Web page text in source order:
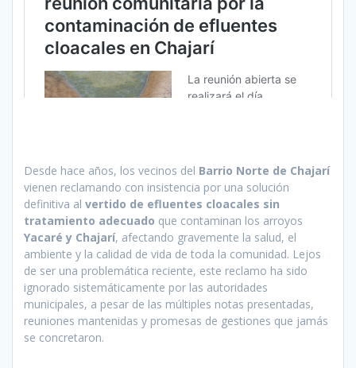
Desde hace años, los vecinos del Barrio Norte de Chajarí
vienen reclamando con insistencia por una solución
definitiva al vertido de efluentes cloacales sin
tratamiento adecuado que contaminan los arroyos
Yacaré y Chajarí, afectando gravemente la salud, el
ambiente y la calidad de vida de toda la comunidad. Lejos
de ser una problemática reciente, este reclamo ha sido
ignorado sistemáticamente por las autoridades
municipales, a pesar de las múltiples notas presentadas,
reuniones mantenidas y promesas de gestiones que jamás
se concretaron.